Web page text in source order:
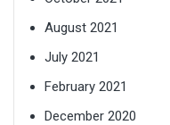
August 2021
July 2021
February 2021
December 2020